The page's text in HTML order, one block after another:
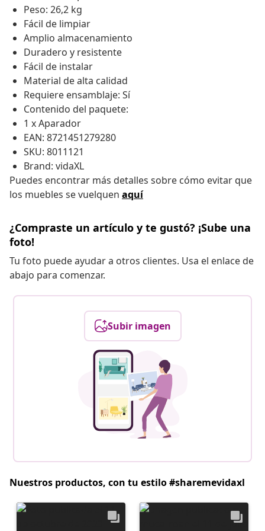
Peso: 26,2 kg
Fácil de limpiar
Amplio almacenamiento
Duradero y resistente
Fácil de instalar
Material de alta calidad
Requiere ensamblaje: Sí
Contenido del paquete:
1 x Aparador
EAN: 8721451279280
SKU: 8011121
Brand: vidaXL
Puedes encontrar más detalles sobre cómo evitar que
los muebles se vuelquen aquí
¿Compraste un artículo y te gustó? ¡Sube una
foto!
Tu foto puede ayudar a otros clientes. Usa el enlace de
abajo para comenzar.
Subir imagen
Nuestros productos, con tu estilo #sharemevidaxl